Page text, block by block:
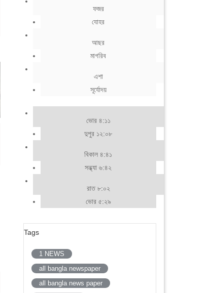
ফজর
যোহর
আছর
মাগরিব
এশা
সূর্যোদয়
ভোর ৪:১১
দুপুর ১২:০৮
বিকাল ৪:৪১
সন্ধ্যা ৬:৪২
রাত ৮:০২
ভোর ৫:২৯
Tags
1 NEWS
all bangla newspaper
all bangla news paper